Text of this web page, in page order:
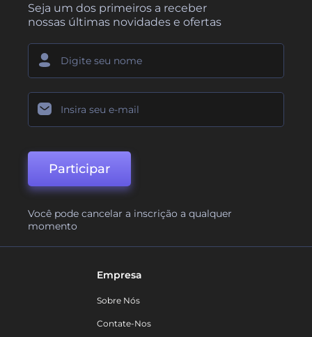
Seja um dos primeiros a receber
nossas últimas novidades e ofertas
Participar
Você pode cancelar a inscrição a qualquer
momento
Empresa
Sobre Nós
Contate-Nos